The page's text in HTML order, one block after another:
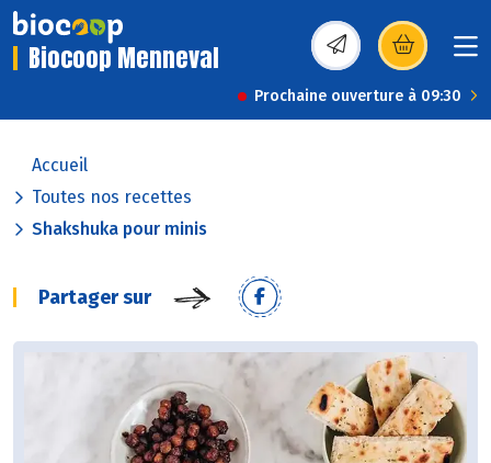
Biocoop Menneval (s’ouvre dans une
Prochaine ouverture à 09:30
Accueil
Toutes nos recettes
Shakshuka pour minis
Partager sur